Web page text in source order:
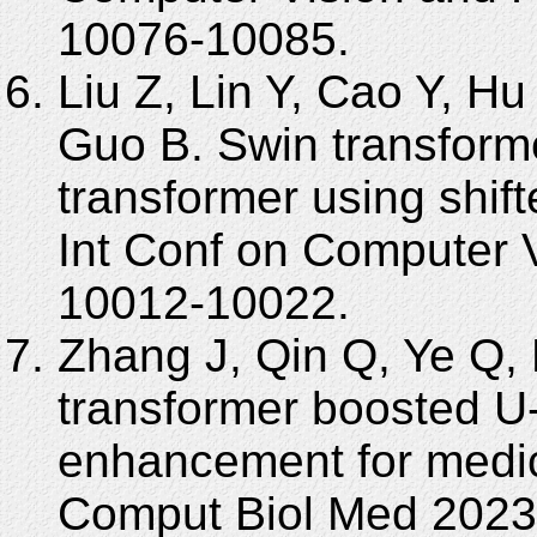
10076-10085.
Liu Z, Lin Y, Cao Y,
Guo B. Swin
transformer using
Int Conf on Computer
10012-10022.
Zhang J, Qin Q, Ye
transformer boosted
enhancement for
Comput Biol Med